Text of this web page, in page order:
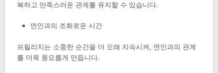
복하고 만족스러운 관계를 유지할 수 있습니다.
연인과의 조화로운 시간
프릴리지는 소중한 순간을 더 오래 지속시켜, 연인과의 관계
를 더욱 풍요롭게 만듭니다.